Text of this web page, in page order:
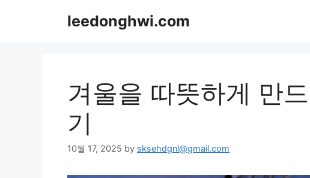
leedonghwi.com
겨울을 따뜻하게 만
기
10월 17, 2025 by sksehdgnl@gmail.com